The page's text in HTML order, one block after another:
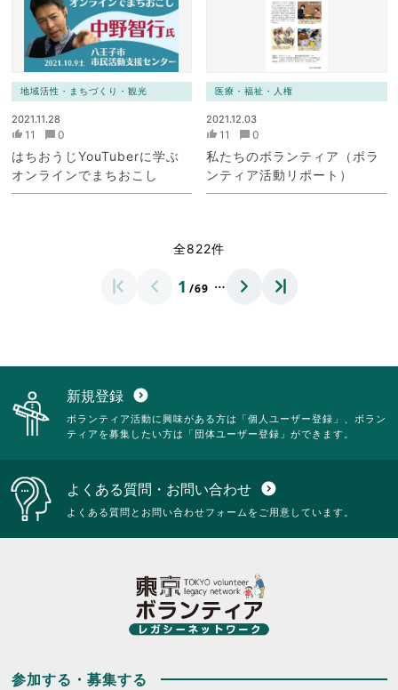
地域活性・まちづくり・観光
2021.11.28
11 0
はちおうじYouTuberに学ぶ
オンラインでまちおこし
医療・福祉・人権
2021.12.03
11 0
私たちのボランティア（ボラ
ンティア活動リポート）
全822件
1 /69 …
新規登録 expand_circle_down
ボランティア活動に興味がある方は「個人ユーザー登録」、ボラン
ティアを募集したい方は「団体ユーザー登録」ができます。
よくある質問・お問い合わせ expand_circle_down
よくある質問とお問い合わせフォームをご用意しています。
参加する・募集する